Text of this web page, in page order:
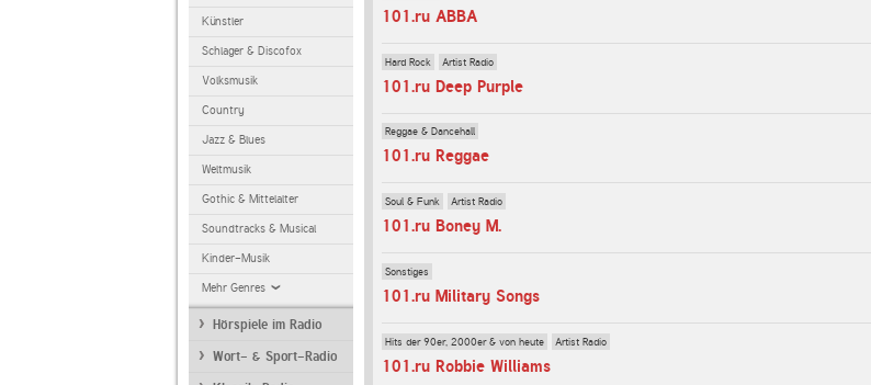
Künstler
Schlager & Discofox
Volksmusik
Country
Jazz & Blues
Weltmusik
Gothic & Mittelalter
Soundtracks & Musical
Kinder-Musik
Mehr Genres
Hörspiele im Radio
Wort- & Sport-Radio
101.ru ABBA
Hard Rock Artist Radio
101.ru Deep Purple
Reggae & Dancehall
101.ru Reggae
Soul & Funk Artist Radio
101.ru Boney M.
Sonstiges
101.ru Military Songs
Hits der 90er, 2000er & von heute Artist Radio
101.ru Robbie Williams